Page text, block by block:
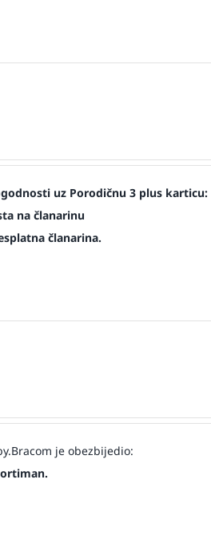
uz Porodičnu 3 plus karticu:
na članarinu
članarina.
je obezbijedio: